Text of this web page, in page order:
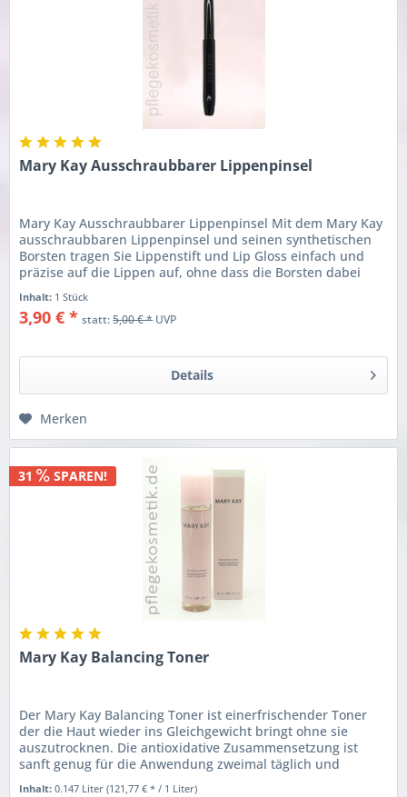
Mary Kay Ausschraubbarer Lippenpinsel
Mary Kay Ausschraubbarer Lippenpinsel Mit dem Mary Kay
ausschraubbaren Lippenpinsel und seinen synthetischen
Borsten tragen Sie Lippenstift und Lip Gloss einfach und
präzise auf die Lippen auf, ohne dass die Borsten dabei
Inhalt: 1 Stück
3,90 € * statt:5,00 € *UVP
Details
Merken
31 SPAREN!
Mary Kay Balancing Toner
Der Mary Kay Balancing Toner ist einerfrischender Toner
der die Haut wieder ins Gleichgewicht bringt ohne sie
auszutrocknen. Die antioxidative Zusammensetzung ist
sanft genug für die Anwendung zweimal täglich und
verleiht der Haut ein...
Inhalt:0.147 Liter(121,77 € * / 1 Liter)